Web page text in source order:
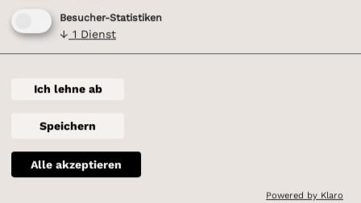
Besucher-Statistiken
↓ 1 Dienst
Ich lehne ab
Speichern
Alle akzeptieren
Powered by Klaro